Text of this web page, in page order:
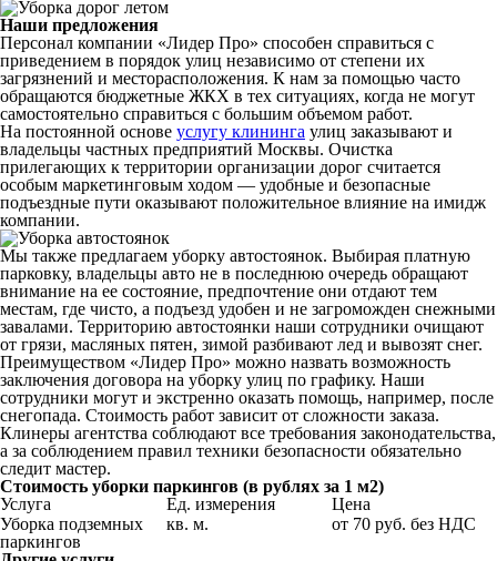
Наши предложения
Персонал компании «Лидер Про» способен справиться с
приведением в порядок улиц независимо от степени их
загрязнений и месторасположения. К нам за помощью часто
обращаются бюджетные ЖКХ в тех ситуациях, когда не могут
самостоятельно справиться с большим объемом работ.
На постоянной основе услугу клининга улиц заказывают и
владельцы частных предприятий Москвы. Очистка
прилегающих к территории организации дорог считается
особым маркетинговым ходом — удобные и безопасные
подъездные пути оказывают положительное влияние на имидж
компании.
Мы также предлагаем уборку автостоянок. Выбирая платную
парковку, владельцы авто не в последнюю очередь обращают
внимание на ее состояние, предпочтение они отдают тем
местам, где чисто, а подъезд удобен и не загроможден снежными
завалами. Территорию автостоянки наши сотрудники очищают
от грязи, масляных пятен, зимой разбивают лед и вывозят снег.
Преимуществом «Лидер Про» можно назвать возможность
заключения договора на уборку улиц по графику. Наши
сотрудники могут и экстренно оказать помощь, например, после
снегопада. Стоимость работ зависит от сложности заказа.
Клинеры агентства соблюдают все требования законодательства,
а за соблюдением правил техники безопасности обязательно
следит мастер.
Стоимость уборки паркингов (в рублях за 1 м2)
Услуга
Ед. измерения
Цена
Уборка подземных
паркингов
кв. м.
от 70 руб. без НДС